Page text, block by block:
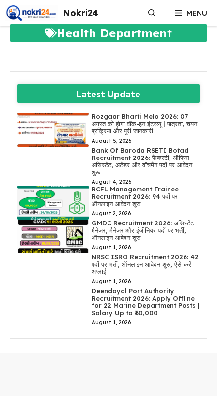
Skip
to
content
Nokri24 MENU
Health Department
Latest Update
Rozgaar Bharti Melo 2026: 07
अगस्त को होगा वॉक-इन इंटरव्यू | पात्रता, चयन
प्रक्रिया और पूरी जानकारी
August 5, 2026
Bank Of Baroda RSETI Botad
Recruitment 2026: फैकल्टी, ऑफिस
असिस्टेंट, अटेंडर और वॉचमैन पदों पर आवेदन
शुरू
August 4, 2026
RCFL Management Trainee
Recruitment 2026: 94 पदों पर
ऑनलाइन आवेदन शुरू
August 2, 2026
GMDC Recruitment 2026: असिस्टेंट
मैनेजर, मैनेजर और इंजीनियर पदों पर भर्ती,
ऑनलाइन आवेदन शुरू
August 1, 2026
NRSC ISRO Recruitment 2026: 42
पदों पर भर्ती, ऑनलाइन आवेदन शुरू, ऐसे करें
अप्लाई
August 1, 2026
Deendayal Port Authority
Recruitment 2026: Apply Offline
for 22 Marine Department Posts |
Salary Up to ₹60,000
August 1, 2026